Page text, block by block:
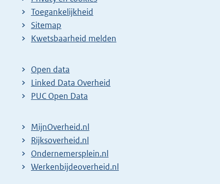
Toegankelijkheid
Sitemap
Kwetsbaarheid melden
Open data
Linked Data Overheid
PUC Open Data
MijnOverheid.nl
Rijksoverheid.nl
Ondernemersplein.nl
Werkenbijdeoverheid.nl